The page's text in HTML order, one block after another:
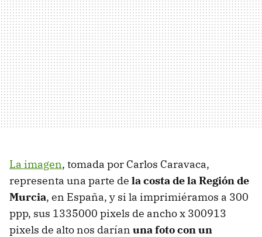
La imagen, tomada por Carlos Caravaca,
representa una parte de la costa de la Región de
Murcia, en España, y si la imprimiéramos a 300
ppp, sus 1335000 pixels de ancho x 300913
pixels de alto nos darían una foto con un